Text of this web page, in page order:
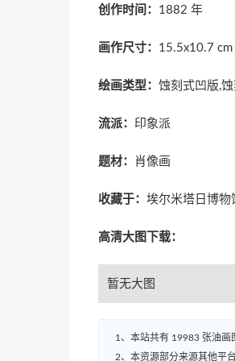
创作时间： 1882 年
画作尺寸： 15.5x10.7 cm
绘画类型： 蚀刻式凹版,
流派： 印象派
题材： 肖像画
收藏于： 埃尔米塔日博物
高清大图下载：
暂无大图
1、本站共有 19983 张油画
2、本资源部分来源其他平